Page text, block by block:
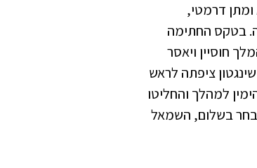
ומתן דרמטי,
בטקס החתימה
חוסיין ויאסר
ציפתה לראש
למהלך והחליטו
בשלום, השמאל